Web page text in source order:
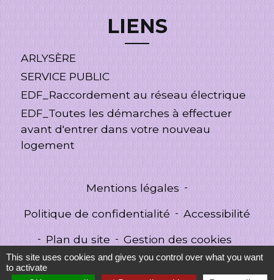
LIENS
ARLYSÈRE
SERVICE PUBLIC
EDF_Raccordement au réseau électrique
EDF_Toutes les démarches à effectuer
avant d'entrer dans votre nouveau
logement
Mentions légales -
Politique de confidentialité - Accessibilité
- Plan du site - Gestion des cookies
This site uses cookies and gives you control over what you want
to activate